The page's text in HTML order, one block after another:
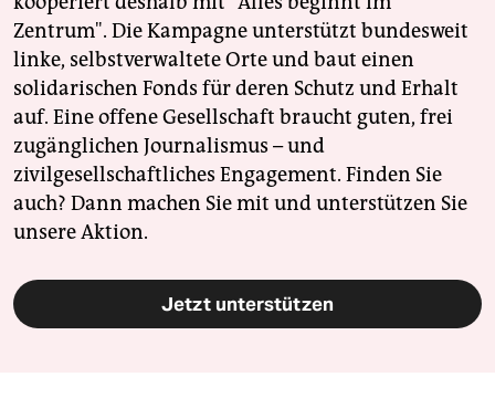
Zentrum". Die Kampagne unterstützt bundesweit
linke, selbstverwaltete Orte und baut einen
solidarischen Fonds für deren Schutz und Erhalt
auf. Eine offene Gesellschaft braucht guten, frei
zugänglichen Journalismus – und
zivilgesellschaftliches Engagement. Finden Sie
auch? Dann machen Sie mit und unterstützen Sie
unsere Aktion.
Jetzt unterstützen